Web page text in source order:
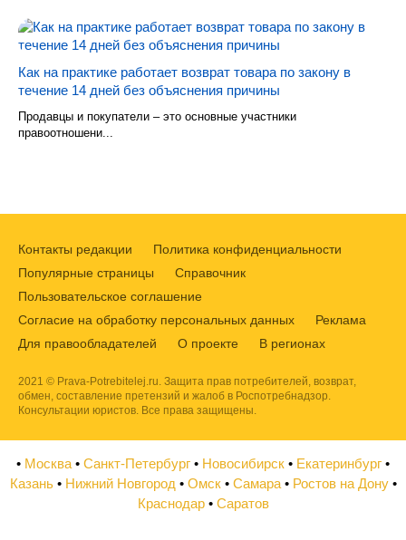
Как на практике работает возврат товара по закону в
течение 14 дней без объяснения причины
Продавцы и покупатели – это основные участники
правоотношени...
Контакты редакции
Политика конфиденциальности
Популярные страницы
Справочник
Пользовательское соглашение
Согласие на обработку персональных данных
Реклама
Для правообладателей
О проекте В регионах
2021 © Prava-Potrebitelej.ru. Защита прав потребителей, возврат,
обмен, составление претензий и жалоб в Роспотребнадзор.
Консультации юристов. Все права защищены.
• Москва • Санкт-Петербург • Новосибирск • Екатеринбург •
Казань• Нижний Новгород • Омск• Самара• Ростов на Дону•
Краснодар• Саратов